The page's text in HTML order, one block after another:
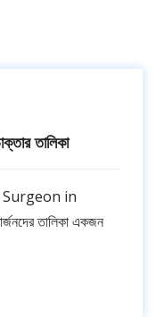
তালিকা
in
তালিকা একজন